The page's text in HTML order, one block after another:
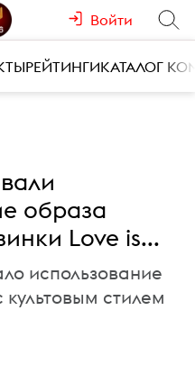
Войти
РЕЙТИНГИКАТАЛОГ
образа
Love is...
использование
стилем